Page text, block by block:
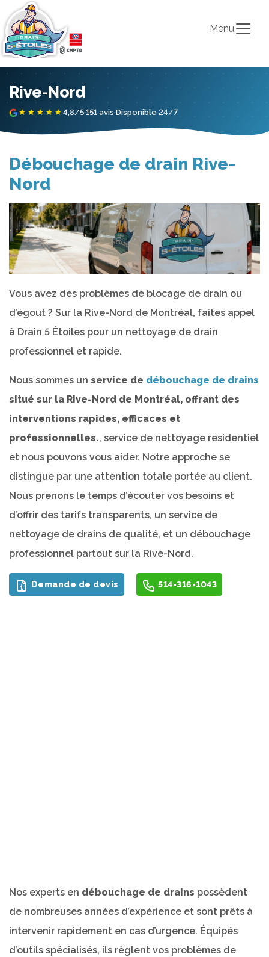
Menu
Rive-Nord
★★★★★ 4,8/5·151 avis·Disponible 24/7
Débouchage de drain Rive-
Nord
Vous avez des problèmes de blocage de drain ou
d’égout ? Sur la Rive-Nord de Montréal, faites appel
à Drain 5 Étoiles pour un nettoyage de drain
professionnel et rapide.
Nous sommes un service de débouchage de drains
situé sur la Rive-Nord de Montréal, offrant des
interventions rapides, efficaces et
professionnelles., service de nettoyage residentiel
et nous pouvons vous aider. Notre approche se
distingue par une attention totale portée au client.
Nous prenons le temps d’écouter vos besoins et
d’offrir des tarifs transparents, un service de
nettoyage de drains de qualité, et un débouchage
professionnel partout sur la Rive-Nord.
Demande de devis 514-316-1043
Nos experts en débouchage de drains possèdent
de nombreuses années d’expérience et sont prêts à
intervenir rapidement en cas d’urgence. Équipés
d’outils spécialisés, ils règlent vos problèmes de